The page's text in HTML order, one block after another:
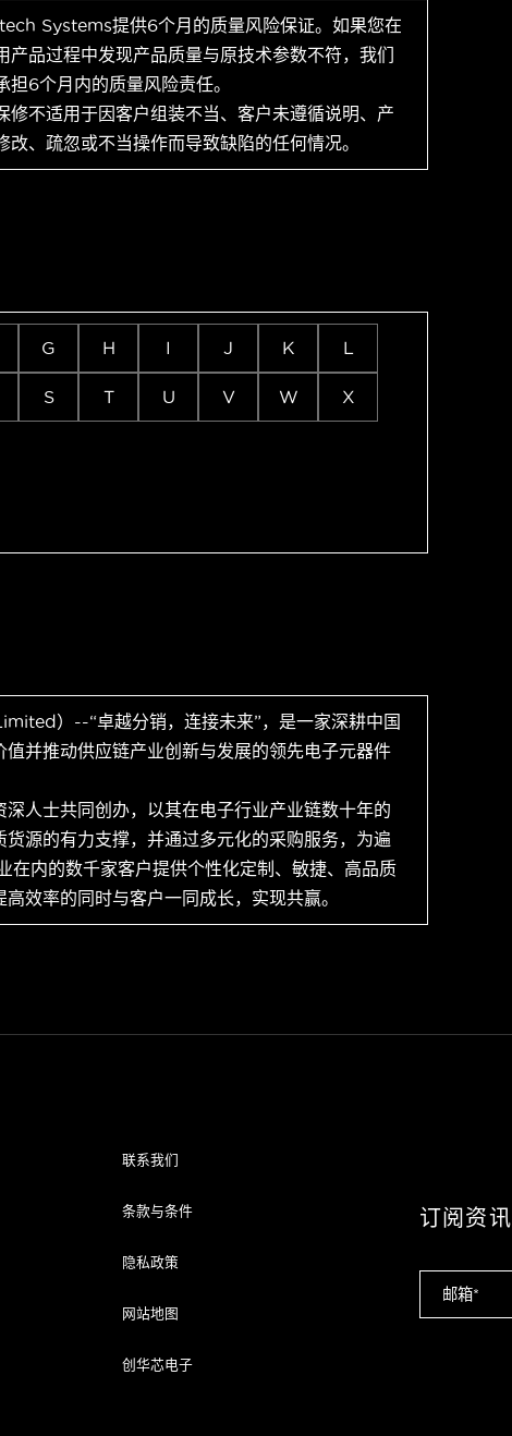
Systems提供6个月的质量风险保证。如果您在
产品过程中发现产品质量与原技术参数不符，我们
担6个月内的质量风险责任。
修不适用于因客户组装不当、客户未遵循说明、产
改、疏忽或不当操作而导致缺陷的任何情况。
G H I J K L
S T U V W X
）--“卓越分销，连接未来”，是一家深耕中国
并推动供应链产业创新与发展的领先电子元器件
人士共同创办，以其在电子行业产业链数十年的
源的有力支撑，并通过多元化的采购服务，为遍
内的数千家客户提供个性化定制、敏捷、高品质
效率的同时与客户一同成长，实现共赢。
联系我们
条款与条件
隐私政策
网站地图
创华芯电子
订阅资讯